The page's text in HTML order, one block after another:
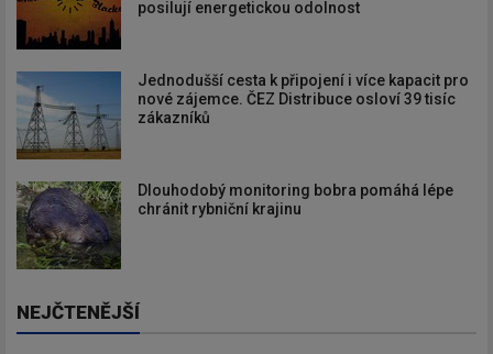
posilují energetickou odolnost
Jednodušší cesta k připojení i více kapacit pro
nové zájemce. ČEZ Distribuce osloví 39 tisíc
zákazníků
Dlouhodobý monitoring bobra pomáhá lépe
chránit rybniční krajinu
NEJČTENĚJŠÍ